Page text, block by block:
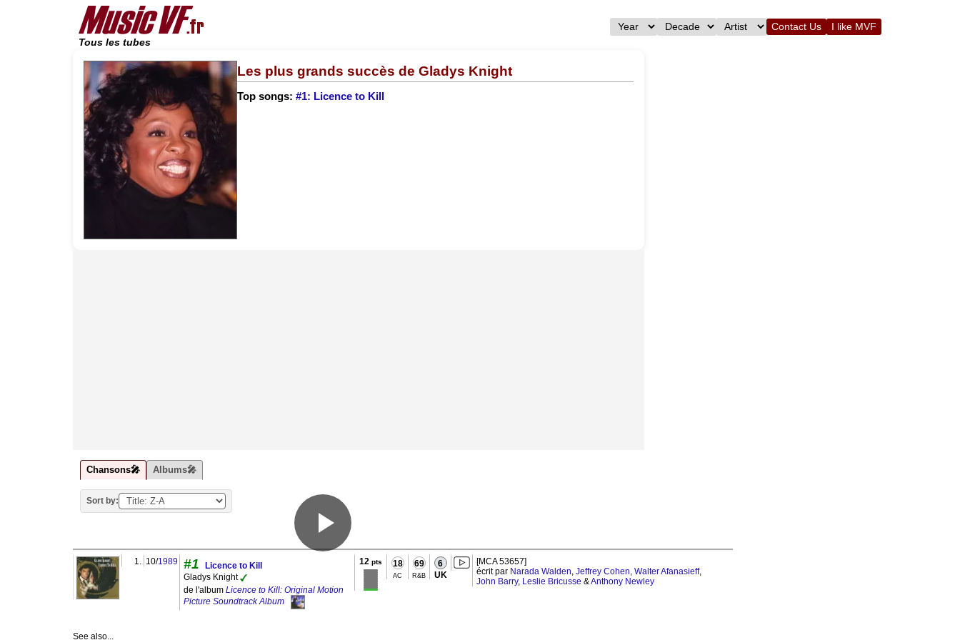
Tous les tubes
Contact Us I like MVF
Les plus grands succès de Gladys Knight
Top songs: #1: Licence to Kill
Chansons🎤 Albums🎤
Sort by:
1. 10/1989 #1
Licence to Kill
Gladys Knight
de l'album Licence to Kill: Original Motion
Picture Soundtrack Album
12 pts 18
AC
69
R&B
6
UK
[MCA 53657]
écrit par Narada Walden Jeffrey Cohen Walter Afanasieff,
John Barry, Leslie Bricusse & Anthony Newley
See also...